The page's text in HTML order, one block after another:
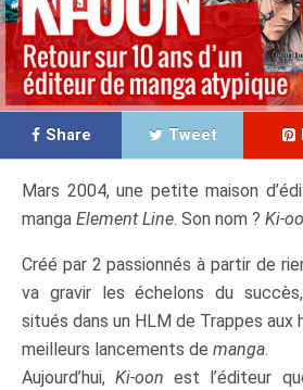
Share Tweet
Mars 2004, une petite maison
manga Element Line. Son nom ? Ki-
Créé par 2 passionnés à partir de
va gravir les échelons du
situés dans un HLM de Trappes aux
meilleurs lancements de manga.
Aujourd’hui,Ki-oon est l’éditeur